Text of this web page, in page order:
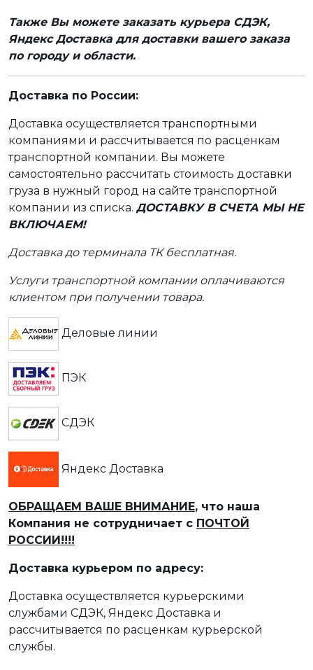
Также Вы можете заказать курьера СДЭК,
Яндекс Доставка для доставки вашего заказа
по городу и области.
Доставка по России:
Доставка осуществляется транспортными
компаниями и рассчитывается по расценкам
транспортной компании. Вы можете
самостоятельно рассчитать стоимость доставки
груза в нужный город на сайте транспортной
компании из списка. ДОСТАВКУ В СЧЕТА МЫ НЕ
ВКЛЮЧАЕМ!
Доставка до терминала ТК бесплатная.
Услуги транспортной компании оплачиваются
клиентом при получении товара.
Деловые линии
ПЭК
СДЭК
Яндекс Доставка
ОБРАЩАЕМ ВАШЕ ВНИМАНИЕ, что наша
Компания не сотрудничает с ПОЧТОЙ
РОССИИ!!!!
Доставка курьером по адресу:
Доставка осуществляется курьерскими
службами СДЭК, Яндекс Доставка и
рассчитывается по расценкам курьерской
службы.